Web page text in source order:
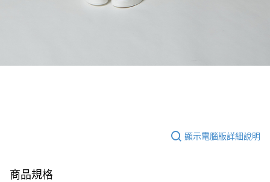
顯示電腦版詳細說明
商品規格